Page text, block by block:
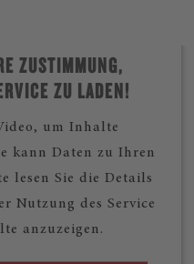
ZUSTIMMUNG,
ZU LADEN!
um Inhalte
kann Daten zu Ihren
lesen Sie die Details
Nutzung des Service
anzuzeigen.